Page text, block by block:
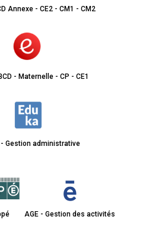
Annexe - CE2 - CM1 - CM2
- Maternelle - CP - CE1
- Gestion administrative
AGE - Gestion des activités